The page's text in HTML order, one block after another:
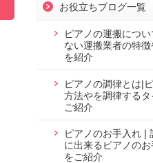
お役立ちブログ一覧
ピアノの運搬につ
ない運搬業者の特
を紹介
ピアノの調律とは|
方法やを調律する
ご紹介
ピアノのお手入れ❘
に出来るピアノの
をご紹介